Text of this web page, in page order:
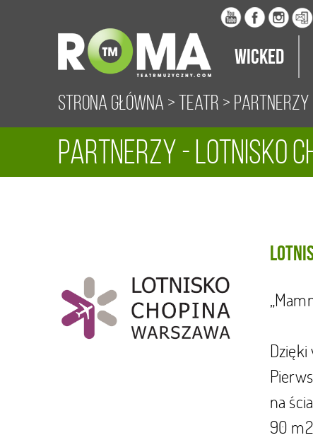
Wicked
Strona główna >Teatr > Partnerzy
Partnerzy - Lotnisko
na
90